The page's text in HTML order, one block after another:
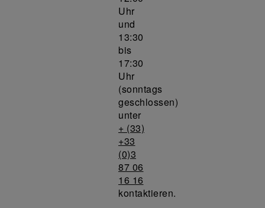
Uhr
und
13:30
bis
17:30
Uhr
(sonntags
geschlossen)
unter
+ (33)
+33
(0)3
87 06
16 16
kontaktieren.